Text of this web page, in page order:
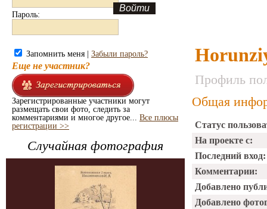
Пароль:
Запомнить меня | Забыли пароль?
Еще не участник?
Зарегистрированные участники могут
размещать свои фото, следить за
комментариями и многое другое... Все плюсы
регистрации >>
Случайная фотография
Профиль
Общая
Статус
На проекте с:
Последний вход:
Комментарии:
Добавлено
Добавлено